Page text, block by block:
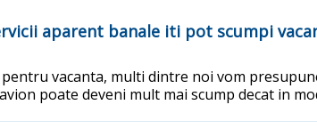
aparent banale iti pot scumpi
pentru vacanta, multi dintre noi vom
poate deveni mult mai scump decat in